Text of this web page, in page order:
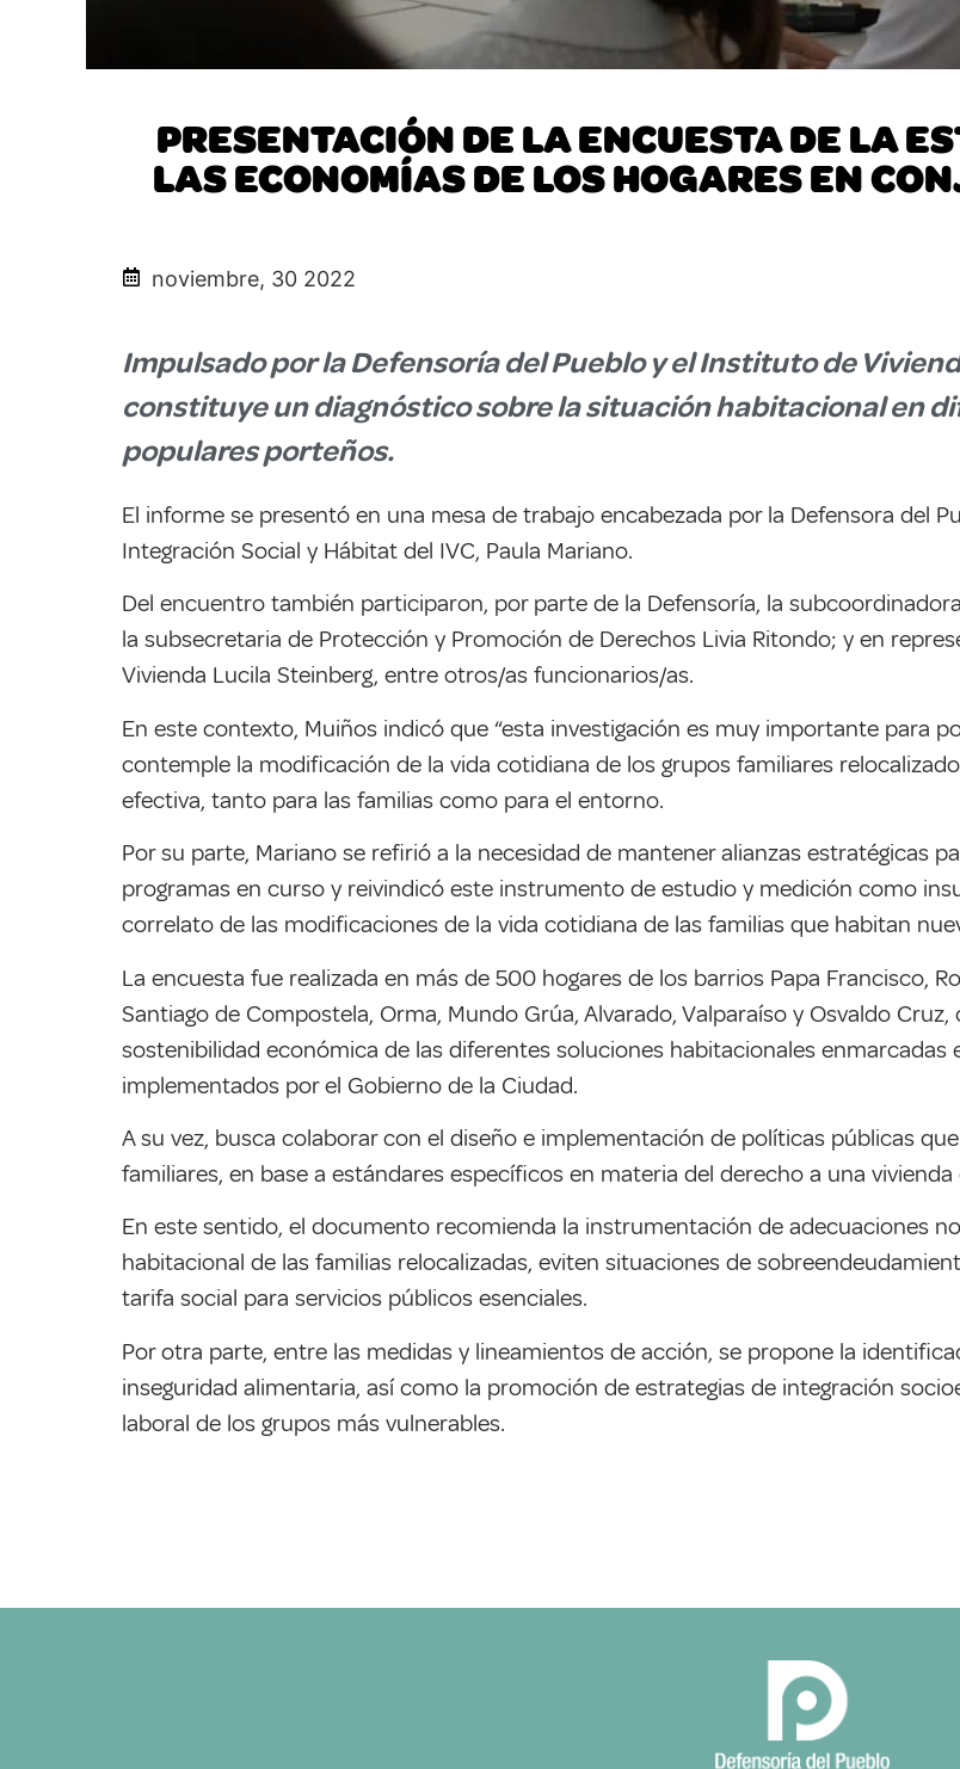
PRESENTACIÓN DE LA ENCUESTA DE LA
LAS ECONOMÍAS DE LOS HOGARES EN
noviembre, 30 2022
Impulsado por la Defensoría del Pueblo y el Instituto de
constituye un diagnóstico sobre la situación habitacional en
populares porteños.
El informe se presentó en una mesa de trabajo encabezada por la Defensora del
Integración Social y Hábitat del IVC, Paula Mariano.
Del encuentro también participaron, por parte de la Defensoría, la
la subsecretaria de Protección y Promoción de Derechos Livia Ritondo; y en
Vivienda Lucila Steinberg, entre otros/as funcionarios/as.
En este contexto, Muiños indicó que “esta investigación es muy importante para
contemple la modificación de la vida cotidiana de los grupos familiares
efectiva, tanto para las familias como para el entorno.
Por su parte, Mariano se refirió a la necesidad de mantener alianzas estratégicas
programas en curso y reivindicó este instrumento de estudio y medición como
correlato de las modificaciones de la vida cotidiana de las familias que habitan
La encuesta fue realizada en más de 500 hogares de los barrios Papa Francisco,
Santiago de Compostela, Orma, Mundo Grúa, Alvarado, Valparaíso y Osvaldo
sostenibilidad económica de las diferentes soluciones habitacionales
implementados por el Gobierno de la Ciudad.
A su vez, busca colaborar con el diseño e implementación de políticas públicas
familiares, en base a estándares específicos en materia del derecho a una
En este sentido, el documento recomienda la instrumentación de adecuaciones
habitacional de las familias relocalizadas, eviten situaciones de
tarifa social para servicios públicos esenciales.
Por otra parte, entre las medidas y lineamientos de acción, se propone la
inseguridad alimentaria, así como la promoción de estrategias de integración
laboral de los grupos más vulnerables.